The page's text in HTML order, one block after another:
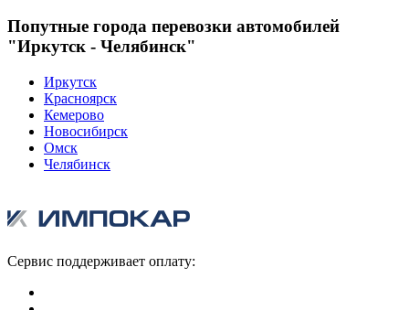
Попутные города перевозки автомобилей
"Иркутск - Челябинск"
Иркутск
Красноярск
Кемерово
Новосибирск
Омск
Челябинск
Сервис поддерживает оплату: